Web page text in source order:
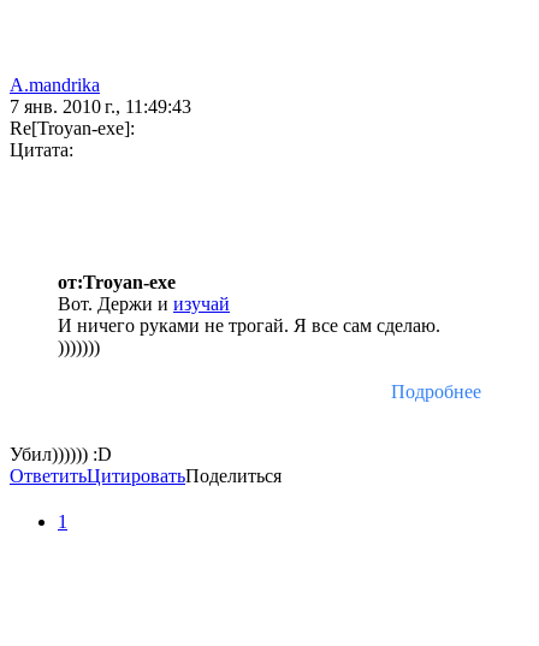
A.mandrika
7 янв. 2010 г., 11:49:43
Re[Troyan-exe]:
Цитата:
от:Troyan-exe
Вот. Держи и изучай
И ничего руками не трогай. Я все сам сделаю.
)))))))
Подробнее
Убил)))))) :D
ОтветитьЦитироватьПоделиться
1